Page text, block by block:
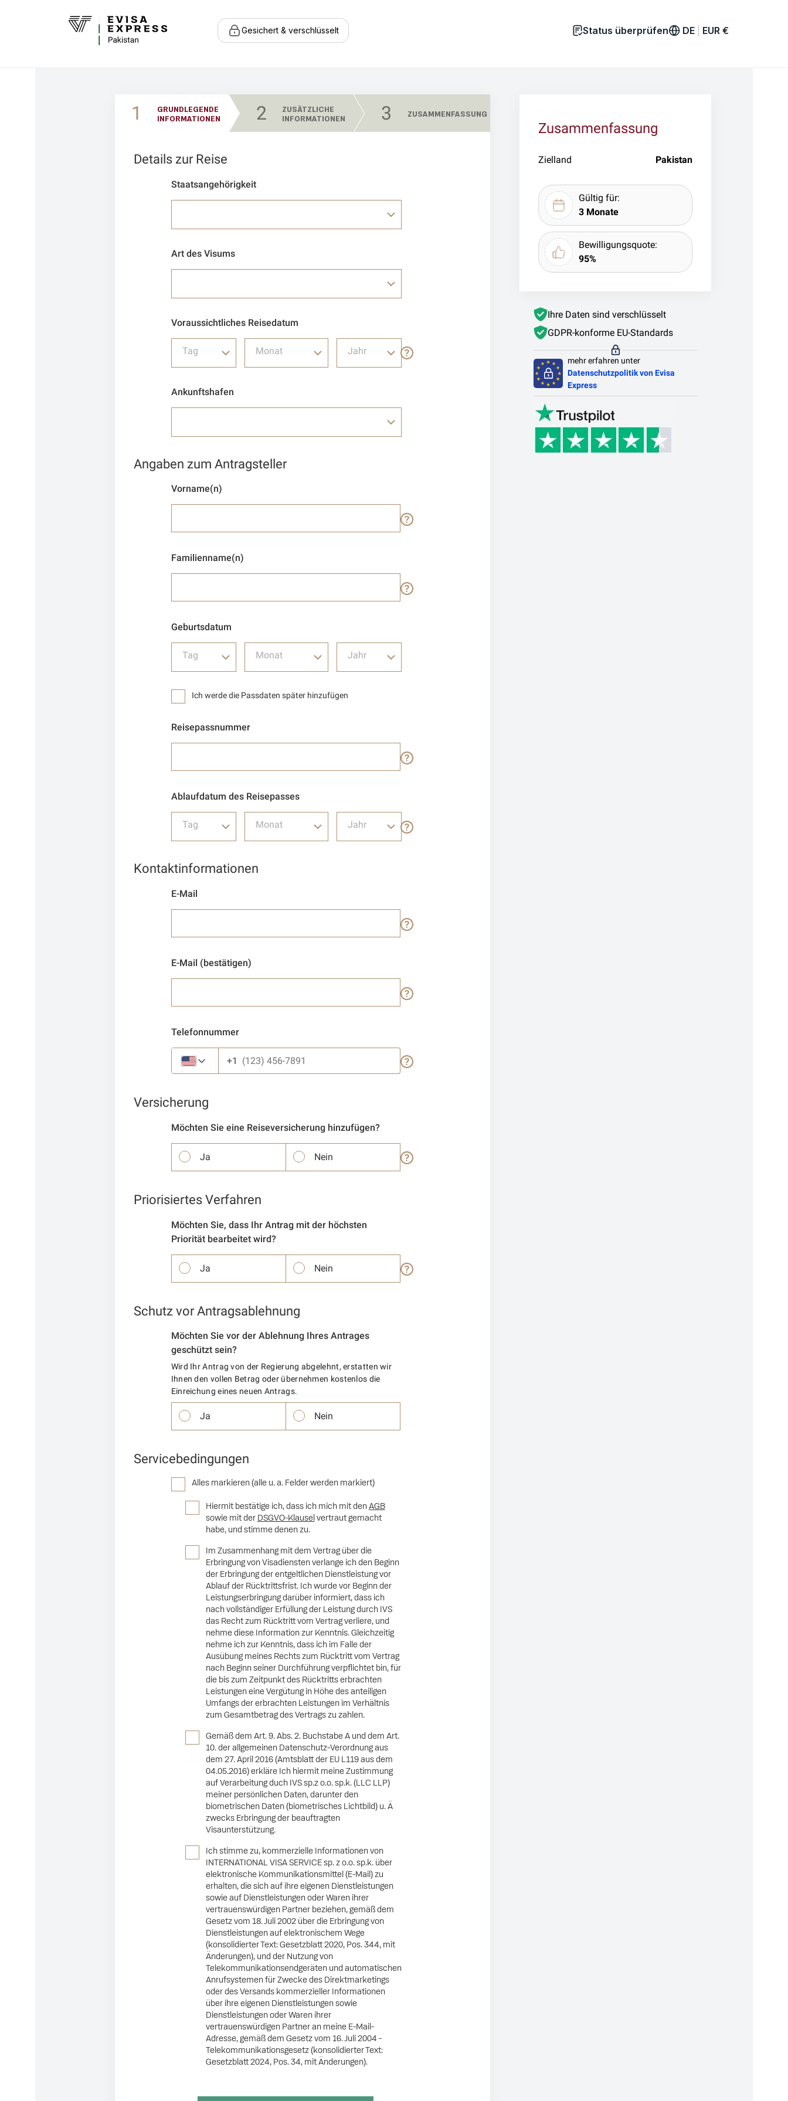
Gesichert & verschlüsselt Status überprüfen DE EUR €
1
GRUNDLEGENDE
INFORMATIONEN
2
ZUSÄTZLICHE
INFORMATIONEN
3 ZUSAMMENFASSUNG
Details zur Reise
Staatsangehörigkeit
Art des Visums
Voraussichtliches Reisedatum
Tag Monat Jahr
Ankunftshafen
Angaben zum Antragsteller
Vorname(n)
Familienname(n)
Geburtsdatum
Tag Monat Jahr
Ich werde die Passdaten später hinzufügen
Reisepassnummer
Ablaufdatum des Reisepasses
Tag Monat Jahr
Kontaktinformationen
E-Mail
E-Mail (bestätigen)
Telefonnummer
+1
Versicherung
Möchten Sie eine Reiseversicherung hinzufügen?
Ja Nein
Priorisiertes Verfahren
Möchten Sie, dass Ihr Antrag mit der höchsten
Priorität bearbeitet wird?
Ja Nein
Schutz vor Antragsablehnung
Möchten Sie vor der Ablehnung Ihres Antrages
geschützt sein?
Wird Ihr Antrag von der Regierung abgelehnt, erstatten wir
Ihnen den vollen Betrag oder übernehmen kostenlos die
Einreichung eines neuen Antrags.
Ja Nein
Servicebedingungen
Alles markieren (alle u. a. Felder werden markiert)
Hiermit bestätige ich, dass ich mich mit denAGB
sowie mit der DSGVO-Klauselvertraut gemacht
habe, und stimme denen zu.
Im Zusammenhang mit dem Vertrag über die
Erbringung von Visadiensten verlange ich den Beginn
der Erbringung der entgeltlichen Dienstleistung vor
Ablauf der Rücktrittsfrist. Ich wurde vor Beginn der
Leistungserbringung darüber informiert, dass ich
nach vollständiger Erfüllung der Leistung durch IVS
das Recht zum Rücktritt vom Vertrag verliere, und
nehme diese Information zur Kenntnis. Gleichzeitig
nehme ich zur Kenntnis, dass ich im Falle der
Ausübung meines Rechts zum Rücktritt vom Vertrag
nach Beginn seiner Durchführung verpflichtet bin, für
die bis zum Zeitpunkt des Rücktritts erbrachten
Leistungen eine Vergütung in Höhe des anteiligen
Umfangs der erbrachten Leistungen im Verhältnis
zum Gesamtbetrag des Vertrags zu zahlen.
Gemäß dem Art. 9. Abs. 2. Buchstabe A und dem Art.
10. der allgemeinen Datenschutz-Verordnung aus
dem 27. April 2016 (Amtsblatt der EU L119 aus dem
04.05.2016) erkläre Ich hiermit meine Zustimmung
auf Verarbeitung duch IVS sp.z o.o. sp.k. (LLC LLP)
meiner persönlichen Daten, darunter den
biometrischen Daten (biometrisches Lichtbild) u. Ä
zwecks Erbringung der beauftragten
Visaunterstützung.
Ich stimme zu, kommerzielle Informationen von
INTERNATIONAL VISA SERVICE sp. z o.o. sp.k. über
elektronische Kommunikationsmittel (E-Mail) zu
erhalten, die sich auf ihre eigenen Dienstleistungen
sowie auf Dienstleistungen oder Waren ihrer
vertrauenswürdigen Partner beziehen, gemäß dem
Gesetz vom 18. Juli 2002 über die Erbringung von
Dienstleistungen auf elektronischem Wege
(konsolidierter Text: Gesetzblatt 2020, Pos. 344, mit
Änderungen), und der Nutzung von
Telekommunikationsendgeräten und automatischen
Anrufsystemen für Zwecke des Direktmarketings
oder des Versands kommerzieller Informationen
über ihre eigenen Dienstleistungen sowie
Dienstleistungen oder Waren ihrer
vertrauenswürdigen Partner an meine E-Mail-
Adresse, gemäß dem Gesetz vom 16. Juli 2004 -
Telekommunikationsgesetz (konsolidierter Text:
Gesetzblatt 2024, Pos. 34, mit Änderungen).
Zusammenfassung
Zielland Pakistan
Gültig für:
3 Monate
Bewilligungsquote:
95%
Ihre Daten sind verschlüsselt
GDPR-konforme EU-Standards
mehr erfahren unter
Datenschutzpolitik von Evisa
Express